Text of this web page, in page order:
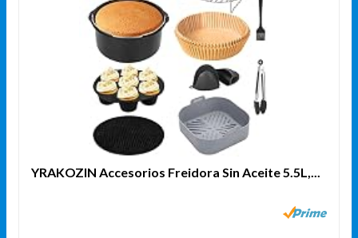
YRAKOZIN Accesorios Freidora Sin Aceite 5.5L,...